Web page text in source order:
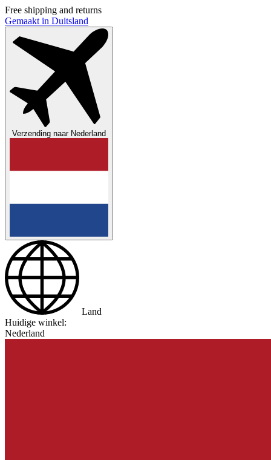
Free shipping and returns
Gemaakt in Duitsland
Verzending naarNederland
Land
Huidige winkel:
Nederland